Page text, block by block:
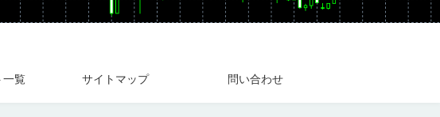
一覧 サイトマップ 問い合わせ